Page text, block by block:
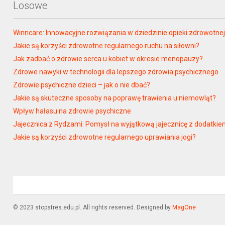
Losowe
Winncare: Innowacyjne rozwiązania w dziedzinie opieki zdrowotnej
Jakie są korzyści zdrowotne regularnego ruchu na siłowni?
Jak zadbać o zdrowie serca u kobiet w okresie menopauzy?
Zdrowe nawyki w technologii dla lepszego zdrowia psychicznego
Zdrowie psychiczne dzieci – jak o nie dbać?
Jakie są skuteczne sposoby na poprawę trawienia u niemowląt?
Wpływ hałasu na zdrowie psychiczne
Jajecznica z Rydzami: Pomysł na wyjątkową jajecznicę z
Jakie są korzyści zdrowotne regularnego uprawiania jogi?
© 2023 stopstres.edu.pl. All rights reserved. Designed by MagOne